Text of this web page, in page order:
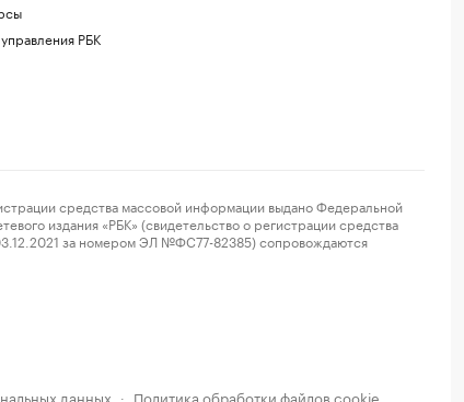
РБК
средства массовой информации выдано Федеральной
издания «РБК» (свидетельство о регистрации средства
за номером ЭЛ №ФС77-82385) сопровождаются
данных · Политика обработки файлов cookie